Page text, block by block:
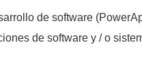
de software
de software y / o